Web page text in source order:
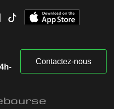
Contactez-nous